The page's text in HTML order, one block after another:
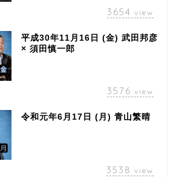
3654 view
平成30年11月16日 (金) 武田邦彦
× 須田慎一郎
3576 view
令和元年6月17日 (月) 青山繁晴
3538 view